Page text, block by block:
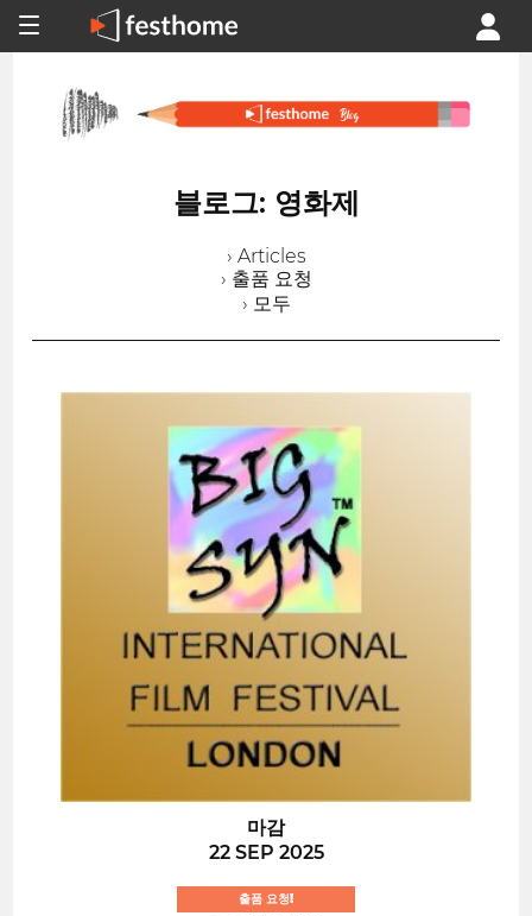
블로그: 영화제
› Articles
› 출품 요청
› 모두
마감
22 SEP 2025
출품 요청!